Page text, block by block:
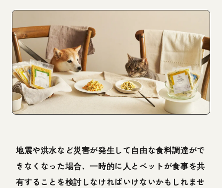
地震や洪水など災害が発生して自由な食料調達がで
きなくなった場合、一時的に人とペットが食事を共
有することを検討しなければいけないかもしれませ